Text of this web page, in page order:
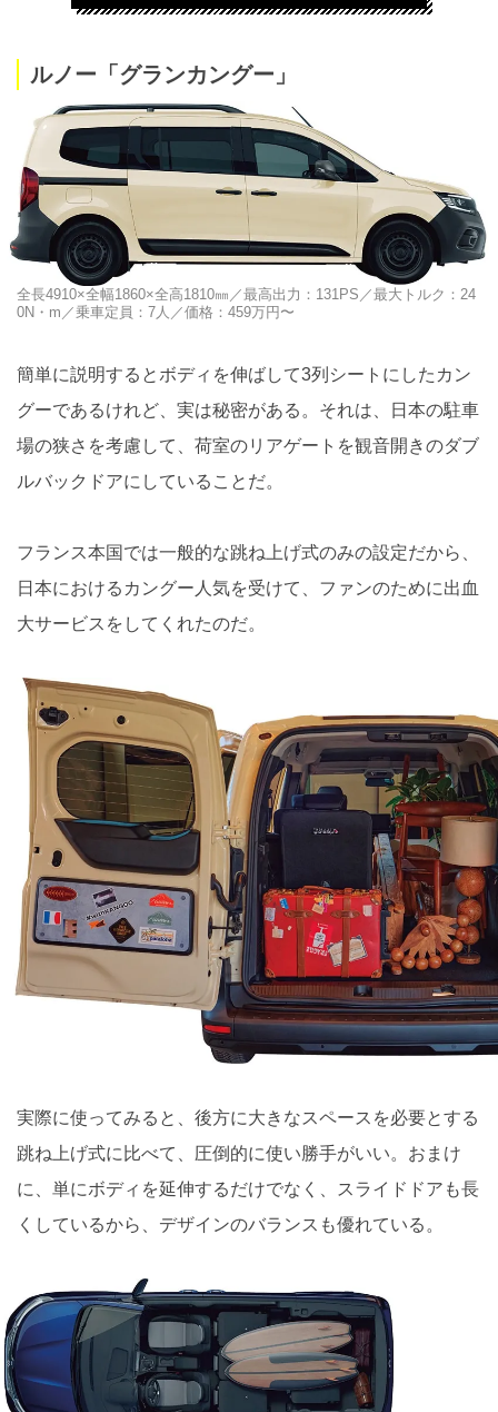
ルノー「グランカングー」
全長4910×全幅1860×全高1810㎜／最高出力：131PS／最大トルク：24
0N・m／乗車定員：7人／価格：459万円〜
簡単に説明するとボディを伸ばして3列シートにしたカン
グーであるけれど、実は秘密がある。それは、日本の駐車
場の狭さを考慮して、荷室のリアゲートを観音開きのダブ
ルバックドアにしていることだ。
フランス本国では一般的な跳ね上げ式のみの設定だから、
日本におけるカングー人気を受けて、ファンのために出血
大サービスをしてくれたのだ。
実際に使ってみると、後方に大きなスペースを必要とする
跳ね上げ式に比べて、圧倒的に使い勝手がいい。おまけ
に、単にボディを延伸するだけでなく、スライドドアも長
くしているから、デザインのバランスも優れている。